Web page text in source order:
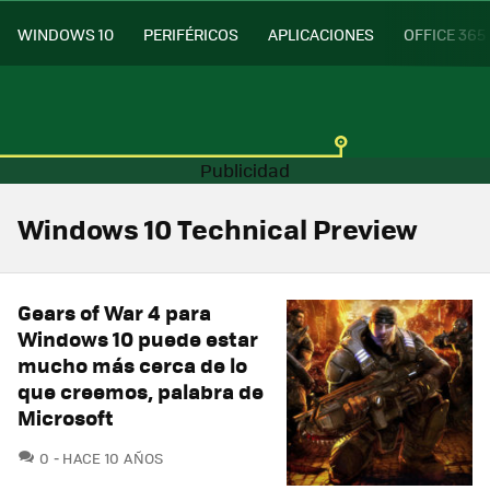
WINDOWS 10 PERIFÉRICOS APLICACIONES OFFICE 365
Windows 10 Technical Preview
Gears of War 4 para
Windows 10 puede estar
mucho más cerca de lo
que creemos, palabra de
Microsoft
0 COMENTARIOS
HACE 10 AÑOS